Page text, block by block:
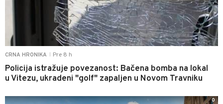
CRNA HRONIKA Pre 8 h
Policija istražuje povezanost: Bačena bomba na lokal
u Vitezu, ukradeni "golf" zapaljen u Novom Travniku
0